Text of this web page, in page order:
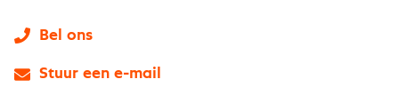
Bel ons
Stuur een e-mail